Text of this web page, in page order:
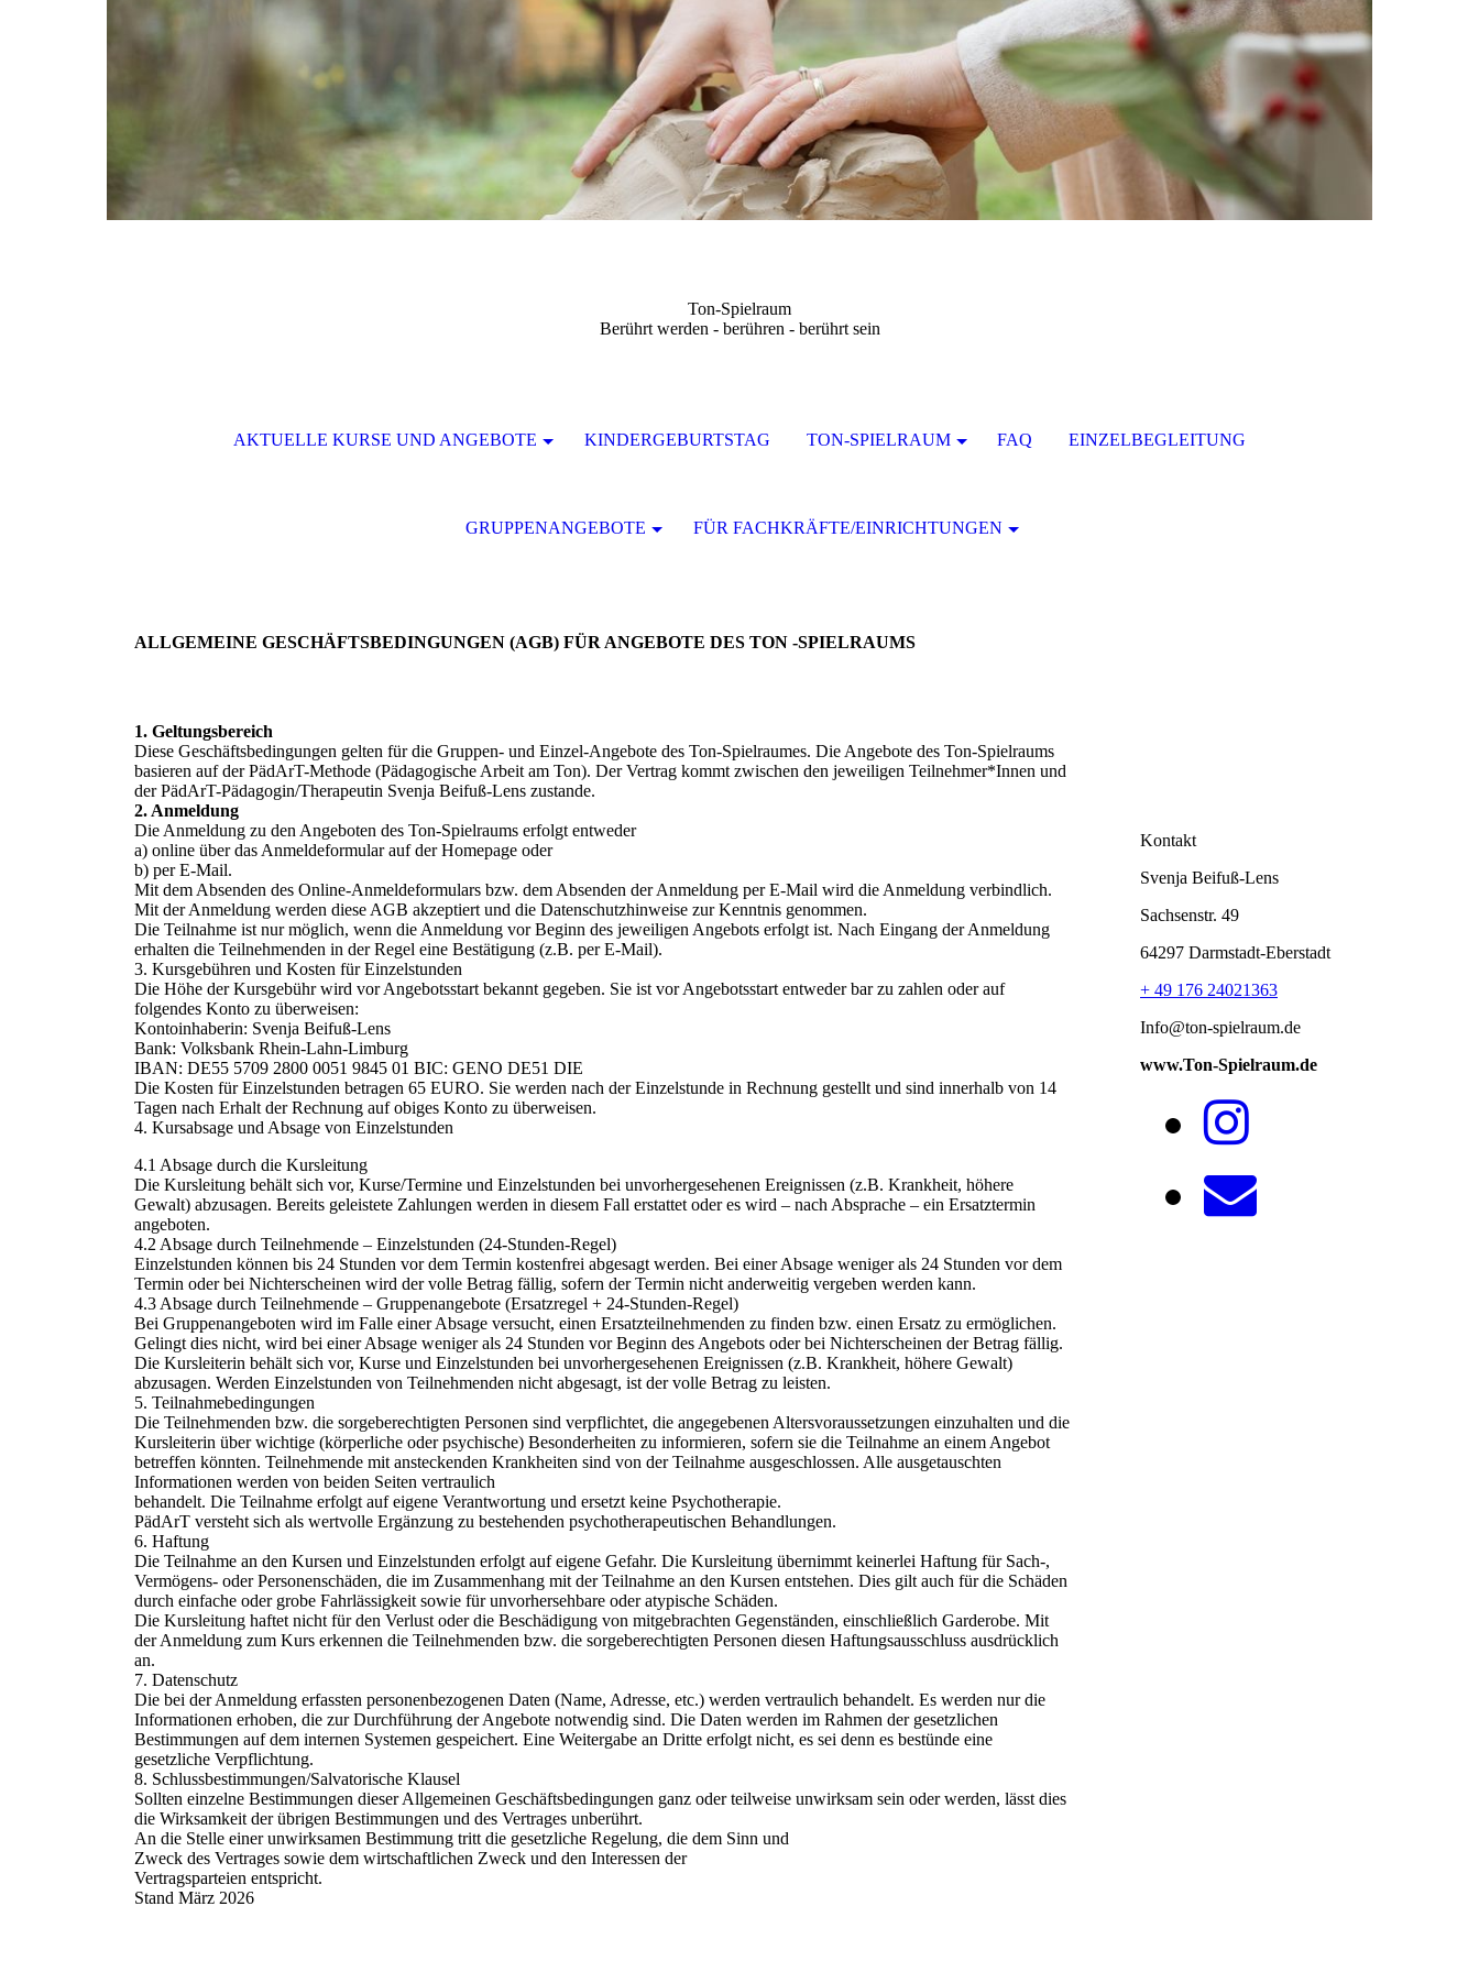
Ton-Spielraum
Berührt werden - berühren - berührt sein
AKTUELLE KURSE UND ANGEBOTE KINDERGEBURTSTAG TON-SPIELRAUM FAQ EINZELBEGLEITUNG
GRUPPENANGEBOTE FÜR FACHKRÄFTE/EINRICHTUNGEN
ALLGEMEINE GESCHÄFTSBEDINGUNGEN (AGB) FÜR ANGEBOTE DES TON -SPIELRAUMS
1. Geltungsbereich
Diese Geschäftsbedingungen gelten für die Gruppen- und Einzel-Angebote des Ton-Spielraumes. Die Angebote des Ton-Spielraums
basieren auf der PädArT-Methode (Pädagogische Arbeit am Ton). Der Vertrag kommt zwischen den jeweiligen Teilnehmer*Innen und
der PädArT-Pädagogin/Therapeutin Svenja Beifuß-Lens zustande.
2. Anmeldung
Die Anmeldung zu den Angeboten des Ton-Spielraums erfolgt entweder
a) online über das Anmeldeformular auf der Homepage oder
b) per E-Mail.
Mit dem Absenden des Online-Anmeldeformulars bzw. dem Absenden der Anmeldung per E-Mail wird die Anmeldung verbindlich.
Mit der Anmeldung werden diese AGB akzeptiert und die Datenschutzhinweise zur Kenntnis genommen.
Die Teilnahme ist nur möglich, wenn die Anmeldung vor Beginn des jeweiligen Angebots erfolgt ist. Nach Eingang der Anmeldung
erhalten die Teilnehmenden in der Regel eine Bestätigung (z.B. per E-Mail).
3. Kursgebühren und Kosten für Einzelstunden
Die Höhe der Kursgebühr wird vor Angebotsstart bekannt gegeben. Sie ist vor Angebotsstart entweder bar zu zahlen oder auf
folgendes Konto zu überweisen:
Kontoinhaberin: Svenja Beifuß-Lens
Bank: Volksbank Rhein-Lahn-Limburg
IBAN: DE55 5709 2800 0051 9845 01 BIC: GENO DE51 DIE
Die Kosten für Einzelstunden betragen 65 EURO. Sie werden nach der Einzelstunde in Rechnung gestellt und sind innerhalb von 14
Tagen nach Erhalt der Rechnung auf obiges Konto zu überweisen.
4. Kursabsage und Absage von Einzelstunden
4.1 Absage durch die Kursleitung
Die Kursleitung behält sich vor, Kurse/Termine und Einzelstunden bei unvorhergesehenen Ereignissen (z.B. Krankheit, höhere
Gewalt) abzusagen. Bereits geleistete Zahlungen werden in diesem Fall erstattet oder es wird – nach Absprache – ein Ersatztermin
angeboten.
4.2 Absage durch Teilnehmende – Einzelstunden (24-Stunden-Regel)
Einzelstunden können bis 24 Stunden vor dem Termin kostenfrei abgesagt werden. Bei einer Absage weniger als 24 Stunden vor dem
Termin oder bei Nichterscheinen wird der volle Betrag fällig, sofern der Termin nicht anderweitig vergeben werden kann.
4.3 Absage durch Teilnehmende – Gruppenangebote (Ersatzregel + 24-Stunden-Regel)
Bei Gruppenangeboten wird im Falle einer Absage versucht, einen Ersatzteilnehmenden zu finden bzw. einen Ersatz zu ermöglichen.
Gelingt dies nicht, wird bei einer Absage weniger als 24 Stunden vor Beginn des Angebots oder bei Nichterscheinen der Betrag fällig.
Die Kursleiterin behält sich vor, Kurse und Einzelstunden bei unvorhergesehenen Ereignissen (z.B. Krankheit, höhere Gewalt)
abzusagen. Werden Einzelstunden von Teilnehmenden nicht abgesagt, ist der volle Betrag zu leisten.
5. Teilnahmebedingungen
Die Teilnehmenden bzw. die sorgeberechtigten Personen sind verpflichtet, die angegebenen Altersvoraussetzungen einzuhalten und die
Kursleiterin über wichtige (körperliche oder psychische) Besonderheiten zu informieren, sofern sie die Teilnahme an einem Angebot
betreffen könnten. Teilnehmende mit ansteckenden Krankheiten sind von der Teilnahme ausgeschlossen. Alle ausgetauschten
Informationen werden von beiden Seiten vertraulich
behandelt. Die Teilnahme erfolgt auf eigene Verantwortung und ersetzt keine Psychotherapie.
PädArT versteht sich als wertvolle Ergänzung zu bestehenden psychotherapeutischen Behandlungen.
6. Haftung
Die Teilnahme an den Kursen und Einzelstunden erfolgt auf eigene Gefahr. Die Kursleitung übernimmt keinerlei Haftung für Sach-,
Vermögens- oder Personenschäden, die im Zusammenhang mit der Teilnahme an den Kursen entstehen. Dies gilt auch für die Schäden
durch einfache oder grobe Fahrlässigkeit sowie für unvorhersehbare oder atypische Schäden.
Die Kursleitung haftet nicht für den Verlust oder die Beschädigung von mitgebrachten Gegenständen, einschließlich Garderobe. Mit
der Anmeldung zum Kurs erkennen die Teilnehmenden bzw. die sorgeberechtigten Personen diesen Haftungsausschluss ausdrücklich
an.
7. Datenschutz
Die bei der Anmeldung erfassten personenbezogenen Daten (Name, Adresse, etc.) werden vertraulich behandelt. Es werden nur die
Informationen erhoben, die zur Durchführung der Angebote notwendig sind. Die Daten werden im Rahmen der gesetzlichen
Bestimmungen auf dem internen Systemen gespeichert. Eine Weitergabe an Dritte erfolgt nicht, es sei denn es bestünde eine
gesetzliche Verpflichtung.
8. Schlussbestimmungen/Salvatorische Klausel
Sollten einzelne Bestimmungen dieser Allgemeinen Geschäftsbedingungen ganz oder teilweise unwirksam sein oder werden, lässt dies
die Wirksamkeit der übrigen Bestimmungen und des Vertrages unberührt.
An die Stelle einer unwirksamen Bestimmung tritt die gesetzliche Regelung, die dem Sinn und
Zweck des Vertrages sowie dem wirtschaftlichen Zweck und den Interessen der
Vertragsparteien entspricht.
Stand März 2026
Kontakt
Svenja Beifuß-Lens
Sachsenstr. 49
64297 Darmstadt-Eberstadt
+ 49 176 24021363
Info@ton-spielraum.de
www.Ton-Spielraum.de